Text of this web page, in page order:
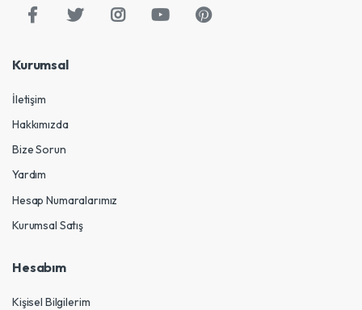
Kurumsal
İletişim
Hakkımızda
Bize Sorun
Yardım
Hesap Numaralarımız
Kurumsal Satış
Hesabım
Kişisel Bilgilerim